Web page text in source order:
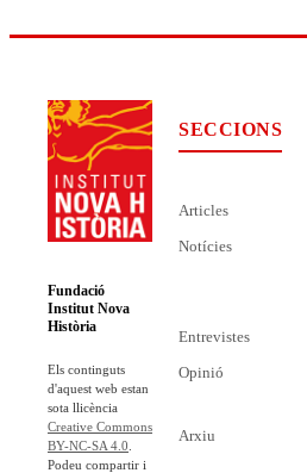
Fundació
Institut Nova
Història
Els continguts
d'aquest web estan
sota llicència
Creative Commons
BY-NC-SA 4.0
Podeu compartir i
SECCIONS
Articles
Notícies
Entrevistes
Opinió
Arxiu